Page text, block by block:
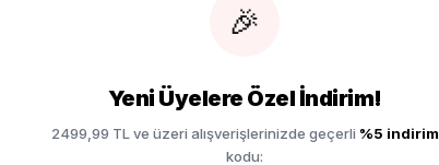
IQ0279-
SEPETE EKLE
🎉
Yeni Üyelere Özel İndirim!
2499,99 TL ve üzeri alışverişlerinizde geçerli %5 indirim
kodu: